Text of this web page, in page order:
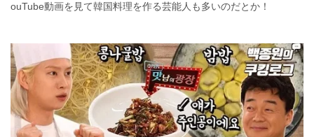
ouTube動画を見て韓国料理を作る芸能人も多いのだとか！